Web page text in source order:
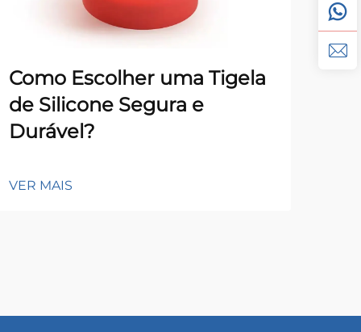
Como Escolher uma Tigela
de Silicone Segura e
Durável?
VER MAIS